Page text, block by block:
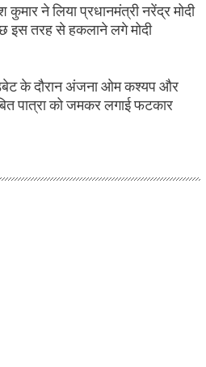
कुमार ने लिया प्रधानमंत्री नरेंद्र मोदी
इस तरह से हकलाने लगे मोदी
के दौरान अंजना ओम कश्यप और
पात्रा को जमकर लगाई फटकार